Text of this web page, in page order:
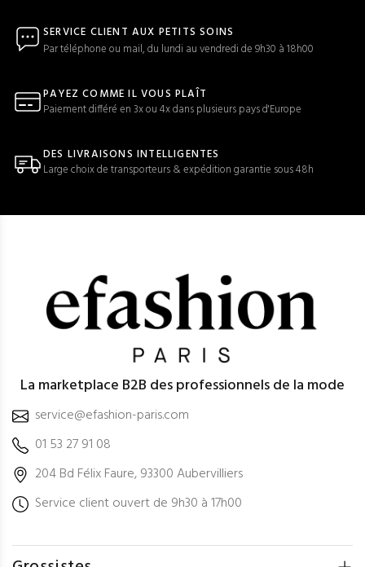
SERVICE CLIENT AUX PETITS SOINS
Par téléphone ou mail, du lundi au vendredi de 9h30 à 18h00
PAYEZ COMME IL VOUS PLAÎT
Paiement différé en 3x ou 4x dans plusieurs pays d'Europe
DES LIVRAISONS INTELLIGENTES
Large choix de transporteurs & expédition garantie sous 48h
La marketplace B2B des professionnels de la mode
service@efashion-paris.com
01 53 27 91 08
204 Bd Félix Faure, 93300 Aubervilliers
Service client ouvert de 9h30 à 17h00